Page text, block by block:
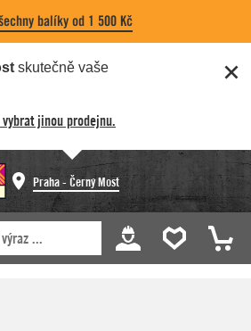
balíky od 1 500 Kč
skutečně vaše
vybrat jinou prodejnu.
Praha - Černý Most